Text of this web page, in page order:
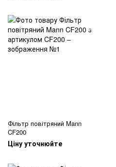
Фільтр повітряний Mann
CF200
Ціну уточнюйте